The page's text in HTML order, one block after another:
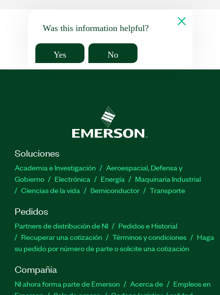
Was this information helpful?
Yes No
Soluciones
Academia e Investigación
Aeroespacial, Defensa y
Gobierno
Electrónica Energía
Maquinaria Industrial
Ciencias de la vida
Semiconductor Transporte
Pedidos
Partners de distribución de NI
Pedidos e Historial
Recuperar una cotización
Términos y condiciones
Haga
su pedido por número de parte o solicite una cotización
Compañía
NI ahora forma parte de Emerson Acerca de
Empleos en